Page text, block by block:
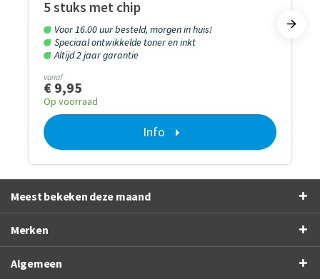
5 stuks met chip
Voor 16.00 uur besteld, morgen in huis!
Speciaal ontwikkelde toner en inkt
Altijd 2 jaar garantie
vanaf
€ 9,95
Op voorraad
Info
Meest bekeken deze maand
Merken
Algemeen